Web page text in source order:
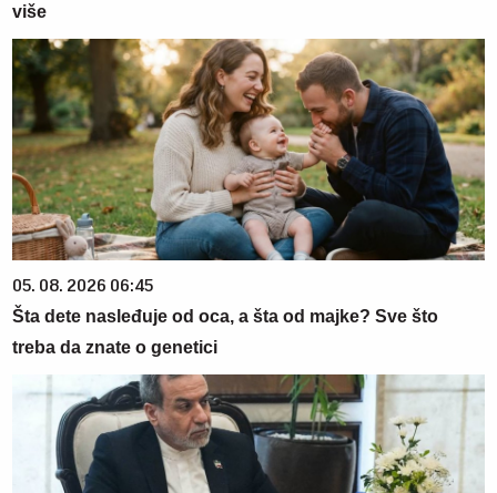
više
05. 08. 2026 06:45
Šta dete nasleđuje od oca, a šta od majke? Sve što
treba da znate o genetici